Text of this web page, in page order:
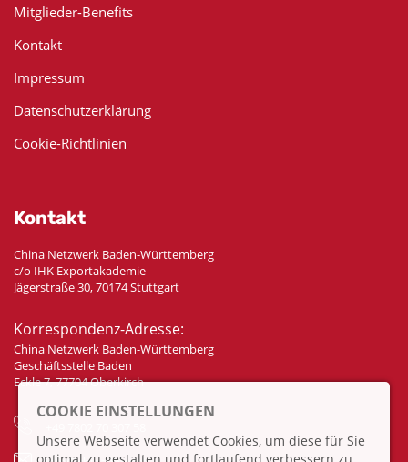
Mitglieder-Benefits
Kontakt
Impressum
Datenschutzerklärung
Cookie-Richtlinien
Kontakt
China Netzwerk Baden-Württemberg
c/o IHK Exportakademie
Jägerstraße 30, 70174 Stuttgart
Korrespondenz-Adresse:
China Netzwerk Baden-Württemberg
Geschäftsstelle Baden
Eckle 7, 77704 Oberkirch
COOKIE EINSTELLUNGEN
Unsere Webseite verwendet Cookies, um diese für Sie